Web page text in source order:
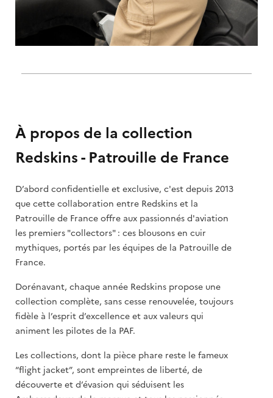
À propos de la collection
Redskins - Patrouille de France
D’abord confidentielle et exclusive, c'est depuis 2013
que cette collaboration entre Redskins et la
Patrouille de France offre aux passionnés d'aviation
les premiers "collectors" : ces blousons en cuir
mythiques, portés par les équipes de la Patrouille de
France.
Dorénavant, chaque année Redskins propose une
collection complète, sans cesse renouvelée, toujours
fidèle à l’esprit d’excellence et aux valeurs qui
animent les pilotes de la PAF.
Les collections, dont la pièce phare reste le fameux
“flight jacket”, sont empreintes de liberté, de
découverte et d’évasion qui séduisent les